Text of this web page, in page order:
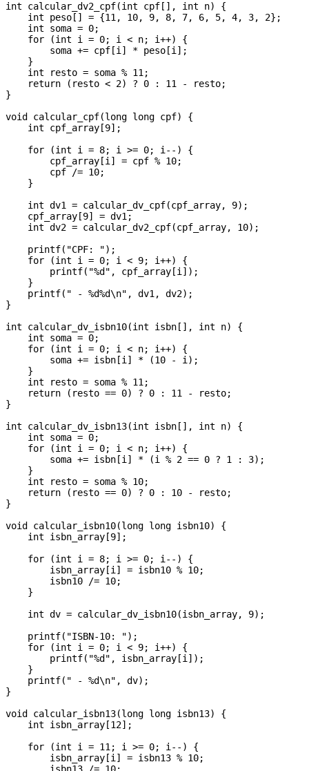
int calcular_dv2_cpf(int cpf[], int n) {
    int peso[] = {11, 10, 9, 8, 7, 6, 5, 4, 3, 2};
    int soma = 0;
    for (int i = 0; i < n; i++) {
        soma += cpf[i] * peso[i];
    }
    int resto = soma % 11;
    return (resto < 2) ? 0 : 11 - resto;
}
void calcular_cpf(long long cpf) {
    int cpf_array[9];
    for (int i = 8; i >= 0; i--) {
        cpf_array[i] = cpf % 10;
        cpf /= 10;
    }
    int dv1 = calcular_dv_cpf(cpf_array, 9);
    cpf_array[9] = dv1;
    int dv2 = calcular_dv2_cpf(cpf_array, 10);
    printf("CPF: ");
    for (int i = 0; i < 9; i++) {
        printf("%d", cpf_array[i]);
    }
    printf(" - %d%d\n", dv1, dv2);
}
int calcular_dv_isbn10(int isbn[], int n) {
    int soma = 0;
    for (int i = 0; i < n; i++) {
        soma += isbn[i] * (10 - i);
    }
    int resto = soma % 11;
    return (resto == 0) ? 0 : 11 - resto;
}
int calcular_dv_isbn13(int isbn[], int n) {
    int soma = 0;
    for (int i = 0; i < n; i++) {
        soma += isbn[i] * (i % 2 == 0 ? 1 : 3);
    }
    int resto = soma % 10;
    return (resto == 0) ? 0 : 10 - resto;
}
void calcular_isbn10(long long isbn10) {
    int isbn_array[9];
    for (int i = 8; i >= 0; i--) {
        isbn_array[i] = isbn10 % 10;
        isbn10 /= 10;
    }
    int dv = calcular_dv_isbn10(isbn_array, 9);
    printf("ISBN-10: ");
    for (int i = 0; i < 9; i++) {
        printf("%d", isbn_array[i]);
    }
    printf(" - %d\n", dv);
}
void calcular_isbn13(long long isbn13) {
    int isbn_array[12];
    for (int i = 11; i >= 0; i--) {
        isbn_array[i] = isbn13 % 10;